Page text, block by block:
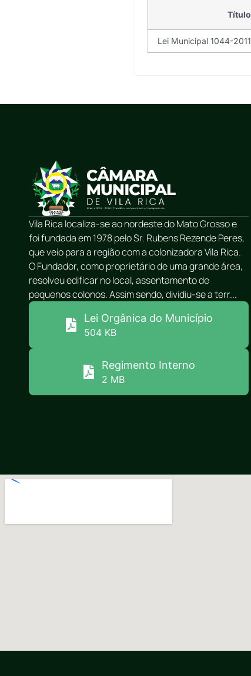
Título
Lei Municipal 1044-2011
Vila Rica localiza-se ao nordeste do Mato Grosso e
foi fundada em 1978 pelo Sr. Rubens Rezende Peres,
que veio para a região com a colonizadora Vila Rica.
O Fundador, como proprietário de uma grande área,
resolveu edificar no local, assentamento de
pequenos colonos. Assim sendo, dividiu-se a terr...
Lei Orgânica do Município
504 KB
Regimento Interno
2 MB